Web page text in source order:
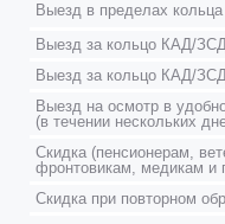
Выезд в пределах
Выезд за кольцо КАД/
Выезд за кольцо КАД/
Выезд на осмотр в
(в течении нескольких
Скидка (пенсионерам,
фронтовикам, медикам и
Скидка при повторном